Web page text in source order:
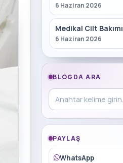
6 Haziran 2026
Medikal Cilt Bakımı
6 Haziran 2026
BLOGDA ARA
Blog içinde ara
PAYLAŞ
WhatsApp